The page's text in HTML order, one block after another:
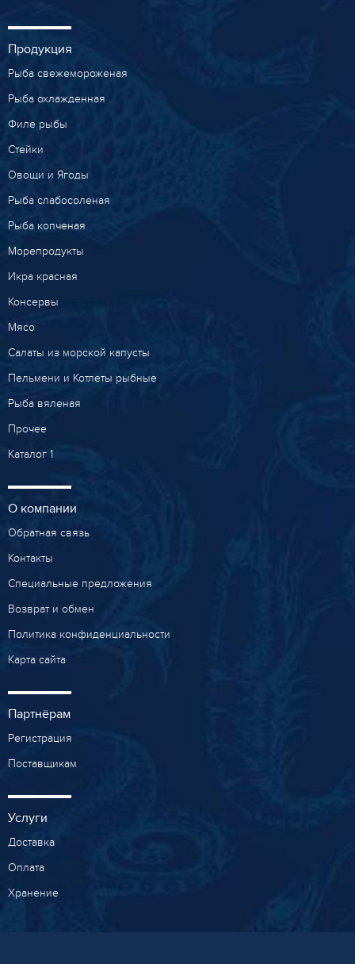
Продукция
Рыба свежемороженая
Рыба охлажденная
Филе рыбы
Стейки
Овощи и Ягоды
Рыба слабосоленая
Рыба копченая
Морепродукты
Икра красная
Консервы
Мясо
Салаты из морской капусты
Пельмени и Котлеты рыбные
Рыба вяленая
Прочее
Каталог 1
О компании
Обратная связь
Контакты
Специальные предложения
Возврат и обмен
Политика конфиденциальности
Карта сайта
Партнёрам
Регистрация
Поставщикам
Услуги
Доставка
Оплата
Хранение